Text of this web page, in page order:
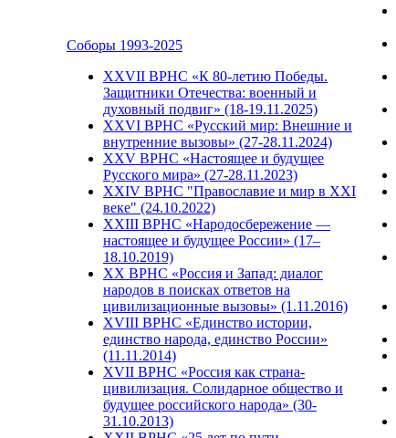
Соборы 1993-2025
ХХVII ВРНС «К 80-летию Победы.
Защитники Отечества: военный и
духовный подвиг» (18-19.11.2025)
XXVI ВРНС «Русский мир: Внешние и
внутренние вызовы» (27-28.11.2024)
XXV ВРНС «Настоящее и будущее
Русского мира» (27-28.11.2023)
XXIV ВРНС "Православие и мир в XXI
веке" (24.10.2022)
XXIII ВРНС «Народосбережение —
настоящее и будущее России» (17–
18.10.2019)
XX ВРНС «Россия и Запад: диалог
народов в поисках ответов на
цивилизационные вызовы» (1.11.2016)
XVIII ВРНС «Единство истории,
единство народа, единство России»
(11.11.2014)
XVII ВРНС «Россия как страна-
цивилизация. Солидарное общество и
будущее российского народа» (30-
31.10.2013)